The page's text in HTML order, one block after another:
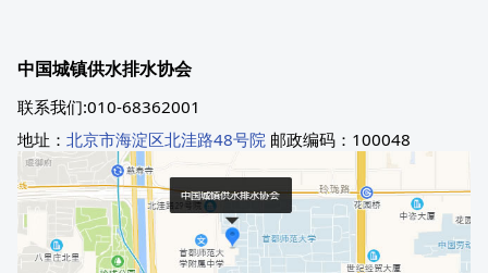
中国城镇供水排水协会
联系我们:010-68362001
地址： 北京市海淀区北洼路48号院 邮政编码：100048